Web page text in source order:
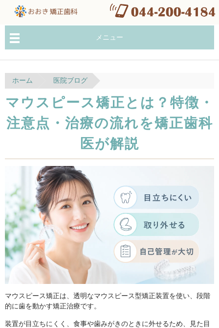
メニュー
ホーム 医院ブログ
マウスピース矯正とは？特徴・
注意点・治療の流れを矯正歯科
医が解説
マウスピース矯正は、透明なマウスピース型矯正装置を使い、段階
的に歯を動かす矯正治療です。
装置が目立ちにくく、食事や歯みがきのときに外せるため、見た目